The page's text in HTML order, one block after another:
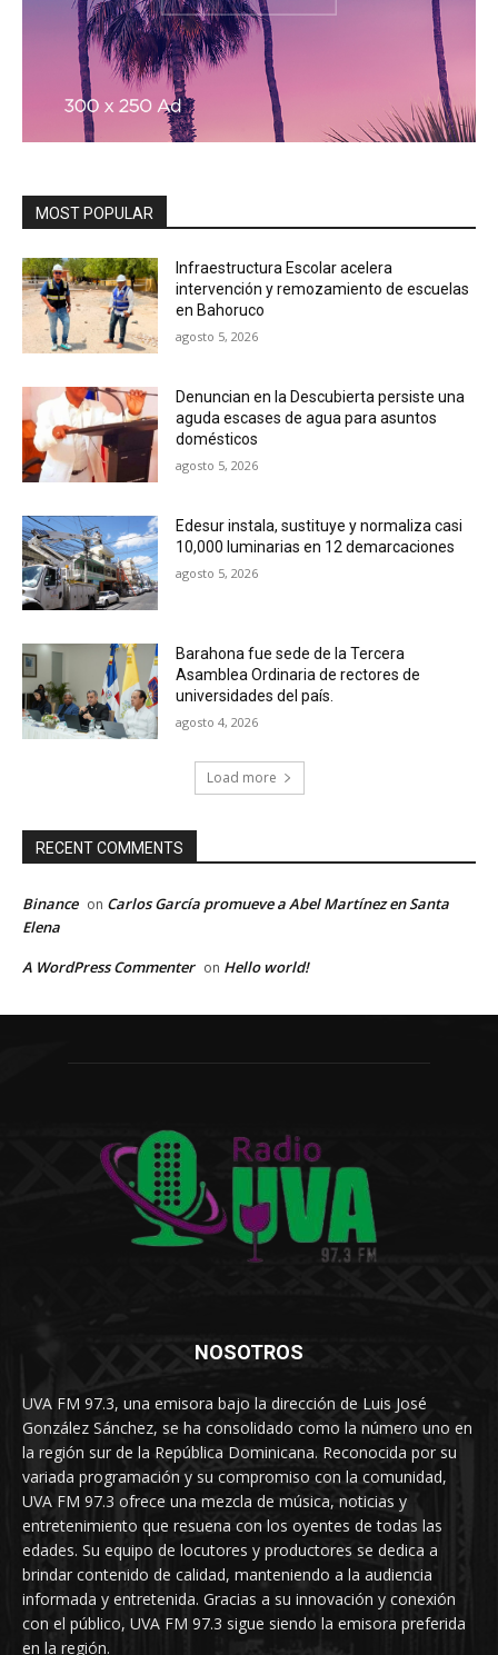
MOST POPULAR
Infraestructura Escolar acelera
intervención y remozamiento de escuelas
en Bahoruco
agosto 5, 2026
Denuncian en la Descubierta persiste una
aguda escases de agua para asuntos
domésticos
agosto 5, 2026
Edesur instala, sustituye y normaliza casi
10,000 luminarias en 12 demarcaciones
agosto 5, 2026
Barahona fue sede de la Tercera
Asamblea Ordinaria de rectores de
universidades del país.
agosto 4, 2026
Load more
RECENT COMMENTS
Binance on Carlos García promueve a Abel Martínez en Santa
Elena
A WordPress Commenter on Hello world!
NOSOTROS
UVA FM 97.3, una emisora bajo la dirección de Luis José
González Sánchez, se ha consolidado como la número uno en
la región sur de la República Dominicana. Reconocida por su
variada programación y su compromiso con la comunidad,
UVA FM 97.3 ofrece una mezcla de música, noticias y
entretenimiento que resuena con los oyentes de todas las
edades. Su equipo de locutores y productores se dedica a
brindar contenido de calidad, manteniendo a la audiencia
informada y entretenida. Gracias a su innovación y conexión
con el público, UVA FM 97.3 sigue siendo la emisora preferida
en la región.